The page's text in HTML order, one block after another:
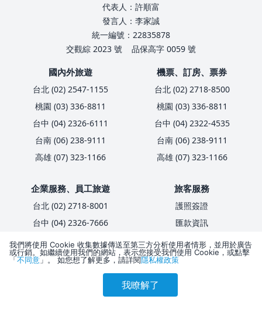
刷卡優惠 會員訂購
代表人：許順富
發言人：李家誠
統一編號：22835878
交觀綜 2023 號
品保高字 0059 號
國內外旅遊
台北 (02) 2547-1155
桃園 (03) 336-8811
台中 (04) 2326-6111
台南 (06) 238-9111
高雄 (07) 323-1166
機票、訂房、票券
台北 (02) 2718-8500
桃園 (03) 336-8811
台中 (04) 2322-4535
台南 (06) 238-9111
高雄 (07) 323-1166
企業服務、員工旅遊
台北 (02) 2718-8001
台中 (04) 2326-7666
高雄 (07) 321-2292
國內/入境客製化包團
全台 (02) 6609-7100
旅客服務
護照簽證
匯款資訊
卡友優惠
電子報
傳真刷卡單
我們將使用 Cookie 收集數據傳送至第三方分析使用者情形，並用於廣告
或行銷。如繼續使用我們的網站，表示您接受我們使用 Cookie，或點擊
「不同意 」。 如您想了解更多，請詳閱隱私權政策
我瞭解了